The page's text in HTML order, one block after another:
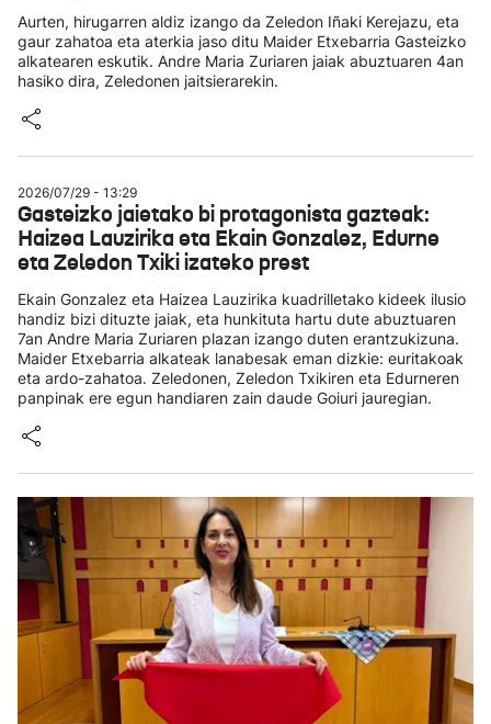
Aurten, hirugarren aldiz izango da Zeledon Iñaki Kerejazu, eta
gaur zahatoa eta aterkia jaso ditu Maider Etxebarria Gasteizko
alkatearen eskutik. Andre Maria Zuriaren jaiak abuztuaren 4an
hasiko dira, Zeledonen jaitsierarekin.
2026/07/29 - 13:29
Gasteizko jaietako bi protagonista gazteak:
Haizea Lauzirika eta Ekain Gonzalez, Edurne
eta Zeledon Txiki izateko prest
Ekain Gonzalez eta Haizea Lauzirika kuadrilletako kideek ilusio
handiz bizi dituzte jaiak, eta hunkituta hartu dute abuztuaren
7an Andre Maria Zuriaren plazan izango duten erantzukizuna.
Maider Etxebarria alkateak lanabesak eman dizkie: euritakoak
eta ardo-zahatoa. Zeledonen, Zeledon Txikiren eta Edurneren
panpinak ere egun handiaren zain daude Goiuri jauregian.